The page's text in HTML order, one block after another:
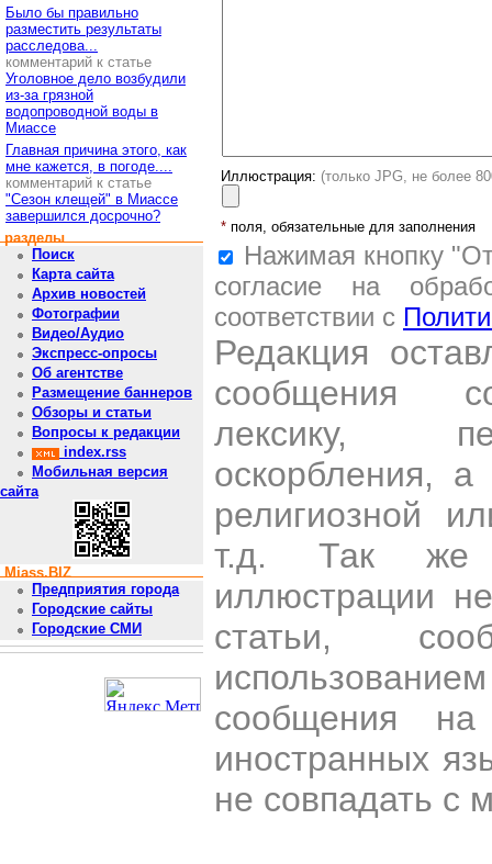
Было бы правильно
разместить результаты
расследова...
комментарий к статье
Уголовное дело возбудили
из-за грязной
водопроводной воды в
Миассе
Главная причина этого, как
мне кажется, в погоде....
комментарий к статье
"Сезон клещей" в Миассе
завершился досрочно?
разделы
Поиск
Карта сайта
Архив новостей
Фотографии
Видео/Аудио
Экспресс-опросы
Об агентстве
Размещение баннеров
Обзоры и статьи
Вопросы к редакции
index.rss
Мобильная версия
сайта
Miass.BIZ
Предприятия города
Городские сайты
Городские СМИ
Иллюстрация: (только JPG, не более
* поля, обязательные для заполнения
Нажимая кнопку
согласие на
соответствии с
Редакция
сообщения
лексику,
оскорбления,
религиозной
т.д. Так же
иллюстрации
статьи,
сообщения
иностранных
не совпадать с